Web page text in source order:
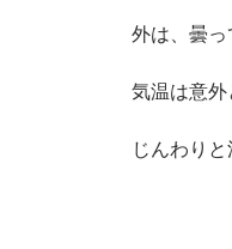
外は、曇っ
気温は意
じんわり